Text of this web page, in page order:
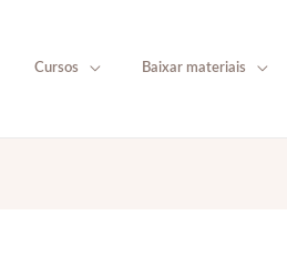
Cursos Baixar materiais